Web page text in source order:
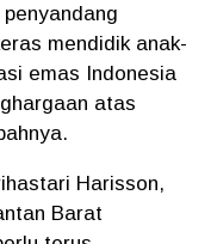
mendidik anak-
emas Indonesia
atas
Harisson,
Barat